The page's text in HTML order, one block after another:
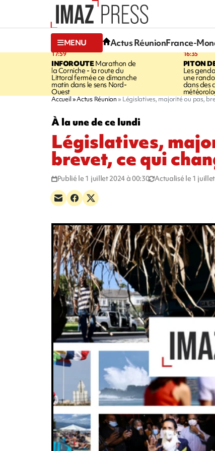
MENU Actus RéunionFrance-
17:59
INFOROUTEMarathon de
la Corniche - la route du
Littoral fermée ce dimanche
matin dans le sens Nord-
Ouest
16:35
PITON
Les
une
dans des
Accueil Actus Réunion Législatives, majorité ou pas,
À la une de ce lundi
Législatives,
brevet, ce qui
Publié le 1 juillet 2024 à 00:30 Actualisé le 1